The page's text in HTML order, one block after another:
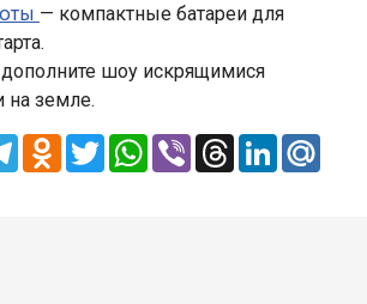
— компактные батареи для
шоу искрящимися
на земле.
TelegramOdnoklassniki
TwitterWhatsApp
Viber ThreadsLinkedIn